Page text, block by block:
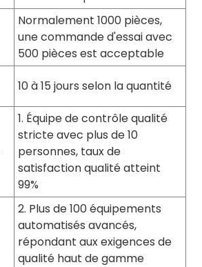
Normalement 1000 pièces,
une commande d'essai avec
500 pièces est acceptable
10 à 15 jours selon la quantité
1. Équipe de contrôle qualité
stricte avec plus de 10
personnes, taux de
satisfaction qualité atteint
99%
2. Plus de 100 équipements
automatisés avancés,
répondant aux exigences de
qualité haut de gamme